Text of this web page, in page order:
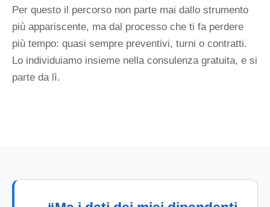
Per questo il percorso non parte mai dallo strumento
più appariscente, ma dal processo che ti fa perdere
più tempo: quasi sempre preventivi, turni o contratti.
Lo individuiamo insieme nella consulenza gratuita, e si
parte da lì.